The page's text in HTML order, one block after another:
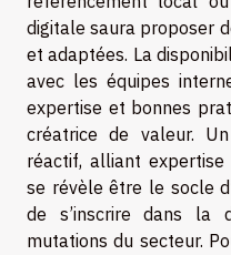
digitale saura proposer
et adaptées. La
avec les équipes
expertise et bonnes
créatrice de valeur.
réactif, alliant
se révèle être le socle
de s’inscrire dans la
mutations du secteur.